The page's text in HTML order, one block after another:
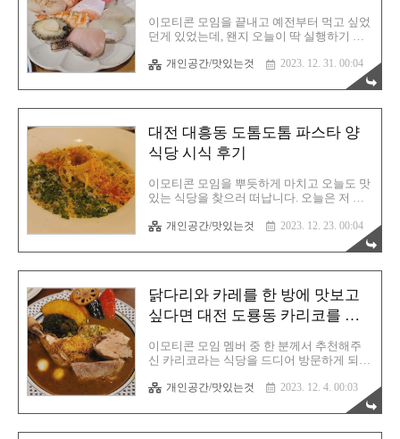
다. 실제로 일본 식당은 싱글석이 많습니다.
고독한 미식가를 시청해보면 알 수 있는 사
실이지요. 저 포함 모두 세 명이었고 우리는
싱글석에 나란히 앉았습니다. 보시는 것처럼
천장에는 지붕을 연출한 인테리어가 있었습
니다. 카메라 앵글을 아래를 향하여 찍고 싶
었는데 다른 손님이 계셔서 그럴수가 없었습
이모티콘 모임을 끝내고 예전부터 먹고 싶었
던게 있었는데, 왠지 오늘이 딱 실행하기 좋
다. 그렇게 (저 포함) 3명의 멤버가 완성되었
습니다. 목적지는 대전 괴정동에 위치한 초
밥어선생이라고 하는 초밥 전문점이었습니
다. 여기가 그렇게 맛있다고 하길래 제 혀로
모티콘 모임을 오후 일찍 시작했고, 저녁은
초밥을 때리고 또 다시 이모티콘을 그리러
가야하는 상황이었기에 최대한 저녁을 맛있
게 먹고싶었습니다. 열심히 오후 두시부터
작업을 하여 집에 가실 분들은 가고, 이후 추
가 작업 하실분들만 초밥집으로 출발하게 됩
니다. 대전에서 이모티콘 활동을 원하신다면
우선 아래의 글을 먼저 읽어보시고 문을 두
드려주시기 바랍니다. 대전 이모티콘 202..
개인공간/맛있는것 2023. 12. 31. 00:04
대전 대흥동 도톰도톰 파스타 양
식당 시식 후기
이모티콘 모임을 뿌듯하게 마치고 오늘도 맛
있는 식당을 찾으러 떠납니다. 오늘은 저 포
을 많이 찾아 돌아다니고 있습니다. 중촌동
에서 모임을 했으니 어디 멀리는 못 가고, 근
처에서 시식하기로 합니다. 대흥동에 위치해
있는 도톰도톰이라는 양식당을 눈여겨 봐두
가 있으니 타슈를 타고 빠르게 이동했습니
다. 확실히 자전거를 타면 금방이죠. 도톰도
톰 위치는 위의 구글 지도에 표시가 되어있
으니 방문하는데 어렵지는 않으실 겁니다.
다만 대중교통으로 오기에는 골목인데다 이
일대가 붐비는 지역이니 왠만하면 대중교통
으로 방문하시는것을 추천합니다. 아니면 저
처럼 타슈를 타고 오셔도 되고요. 사쿠사쿠
텐동집 바로 옆 건물이라 찾기는 쉽습니다.
개인공간/맛있는것 2023. 12. 23. 00:04
닭다리와 카레를 한 방에 맛보고
싶다면 대전 도룡동 카리코를 방
이모티콘 모임 멤버 중 한 분께서 추천해주
신 카리코라는 식당을 드디어 방문하게 되었
가 통째로 들어있는 카레인 것입니다. 이미
방문 전에 리뷰들을 면밀히 살펴봤습니다.
음식 사진 비쥬얼이 장난 아니더라고요. 하
나같이 다 먹음직스럽게 생겼습니다. 해당
개인공간/맛있는것 2023. 12. 4. 00:03